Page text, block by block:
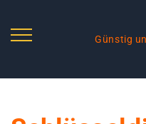
Günstig